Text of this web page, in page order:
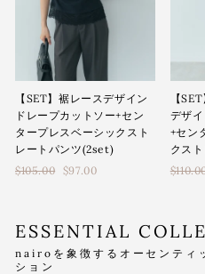
【SET】裾レースデザイン
ドレープカットソー+セン
タープレスベーシックスト
レートパンツ(2set)
通
$105.00 $97.00
【
デザ
+セン
クス
通
ESSENTIAL
nairoを象徴するオーセンティ
ション